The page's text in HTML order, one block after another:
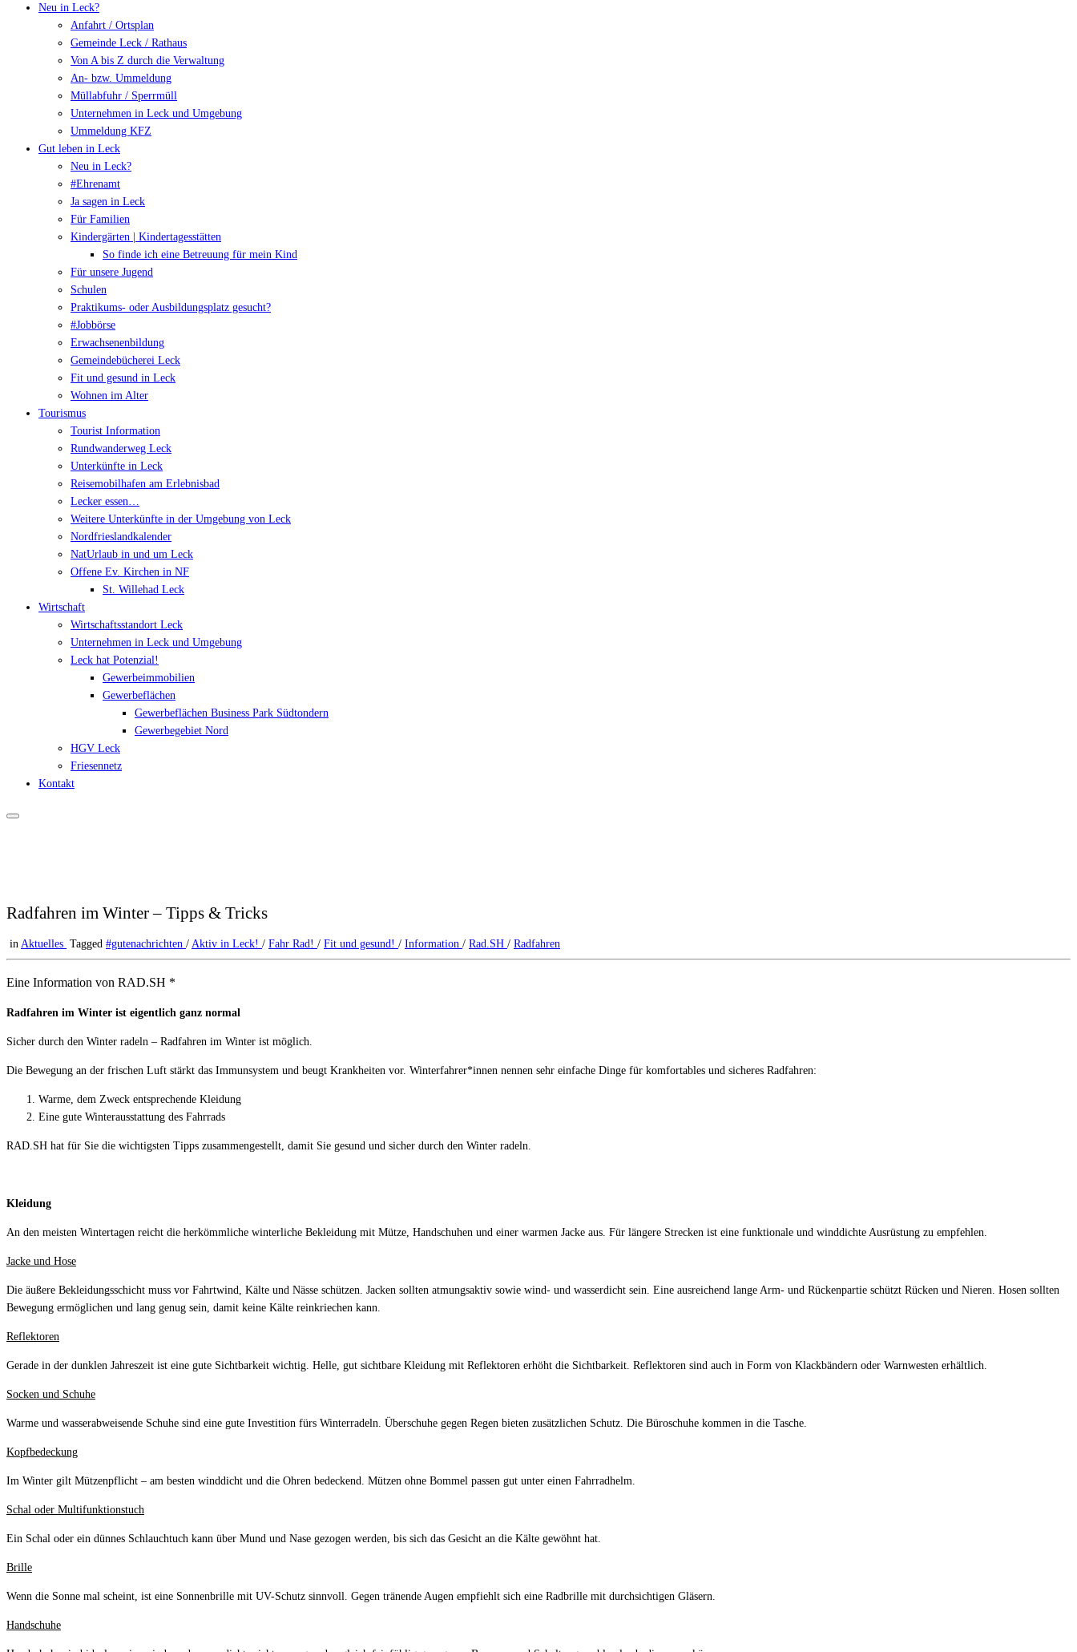
Neu in Leck?
Anfahrt / Ortsplan
Gemeinde Leck / Rathaus
Von A bis Z durch die Verwaltung
An- bzw. Ummeldung
Müllabfuhr / Sperrmüll
Unternehmen in Leck und Umgebung
Ummeldung KFZ
Gut leben in Leck
Neu in Leck?
#Ehrenamt
Ja sagen in Leck
Für Familien
Kindergärten | Kindertagesstätten
So finde ich eine Betreuung für mein Kind
Für unsere Jugend
Schulen
Praktikums- oder Ausbildungsplatz gesucht?
#Jobbörse
Erwachsenenbildung
Gemeindebücherei Leck
Fit und gesund in Leck
Wohnen im Alter
Tourismus
Tourist Information
Rundwanderweg Leck
Unterkünfte in Leck
Reisemobilhafen am Erlebnisbad
Lecker essen…
Weitere Unterkünfte in der Umgebung von Leck
Nordfrieslandkalender
NatUrlaub in und um Leck
Offene Ev. Kirchen in NF
St. Willehad Leck
Wirtschaft
Wirtschaftsstandort Leck
Unternehmen in Leck und Umgebung
Leck hat Potenzial!
Gewerbeimmobilien
Gewerbeflächen
Gewerbeflächen Business Park Südtondern
Gewerbegebiet Nord
HGV Leck
Friesennetz
Kontakt
Radfahren im Winter – Tipps & Tricks
in Aktuelles Tagged #gutenachrichten / Aktiv in Leck! / Fahr Rad! / Fit und gesund! / Information / Rad.SH / Radfahren
Eine Information von RAD.SH *
Radfahren im Winter ist eigentlich ganz normal
Sicher durch den Winter radeln – Radfahren im Winter ist möglich.
Die Bewegung an der frischen Luft stärkt das Immunsystem und beugt Krankheiten vor. Winterfahrer*innen nennen sehr einfache Dinge für komfortables und sicheres Radfahren:
Warme, dem Zweck entsprechende Kleidung
Eine gute Winterausstattung des Fahrrads
RAD.SH hat für Sie die wichtigsten Tipps zusammengestellt, damit Sie gesund und sicher durch den Winter radeln.
Kleidung
An den meisten Wintertagen reicht die herkömmliche winterliche Bekleidung mit Mütze, Handschuhen und einer warmen Jacke aus. Für längere Strecken ist eine funktionale und winddichte Ausrüstung zu empfehlen.
Jacke und Hose
Die äußere Bekleidungsschicht muss vor Fahrtwind, Kälte und Nässe schützen. Jacken sollten atmungsaktiv sowie wind- und wasserdicht sein. Eine ausreichend lange Arm- und Rückenpartie schützt Rücken und Nieren. Hosen sollten
Bewegung ermöglichen und lang genug sein, damit keine Kälte reinkriechen kann.
Reflektoren
Gerade in der dunklen Jahreszeit ist eine gute Sichtbarkeit wichtig. Helle, gut sichtbare Kleidung mit Reflektoren erhöht die Sichtbarkeit. Reflektoren sind auch in Form von Klackbändern oder Warnwesten erhältlich.
Socken und Schuhe
Warme und wasserabweisende Schuhe sind eine gute Investition fürs Winterradeln. Überschuhe gegen Regen bieten zusätzlichen Schutz. Die Büroschuhe kommen in die Tasche.
Kopfbedeckung
Im Winter gilt Mützenpflicht – am besten winddicht und die Ohren bedeckend. Mützen ohne Bommel passen gut unter einen Fahrradhelm.
Schal oder Multifunktionstuch
Ein Schal oder ein dünnes Schlauchtuch kann über Mund und Nase gezogen werden, bis sich das Gesicht an die Kälte gewöhnt hat.
Brille
Wenn die Sonne mal scheint, ist eine Sonnenbrille mit UV-Schutz sinnvoll. Gegen tränende Augen empfiehlt sich eine Radbrille mit durchsichtigen Gläsern.
Handschuhe